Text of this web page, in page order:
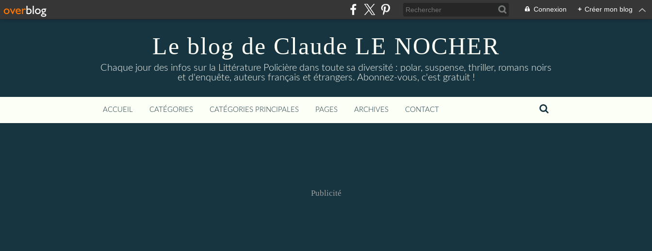
Connexion + Créer mon blog
Le blog de Claude LE NOCHER
Chaque jour des infos sur la Littérature Policière dans toute sa diversité : polar, suspense, thriller, romans noirs
et d'enquête, auteurs français et étrangers. Abonnez-vous, c'est gratuit !
ACCUEIL CATÉGORIES CATÉGORIES PRINCIPALES PAGES ARCHIVES CONTACT
Publicité